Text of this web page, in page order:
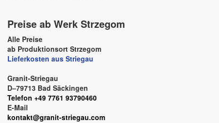
Preise ab Werk Strzegom
Alle Preise
ab Produktionsort Strzegom
Lieferkosten aus Striegau
Granit-Striegau
D–79713 Bad Säckingen
Telefon +49 7761 93790460
E-Mail
kontakt@granit-striegau.com